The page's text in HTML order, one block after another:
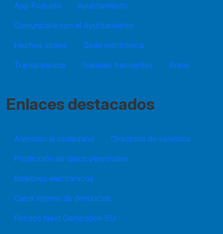
App Pozuelo
Ayuntamiento
Comunícate con el Ayuntamiento
Hechos vitales
Sede electrónica
Transparencia
Trámites frecuentes Áreas
Enlaces destacados
Atención al ciudadano
Directorio de servicios
Protección de datos personales
Boletines electrónicos
Canal interno de denuncias
Fondos Next Generation EU